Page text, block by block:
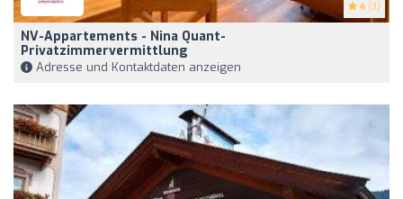
4 (3)
NV-Appartements - Nina Quant-
Privatzimmervermittlung
Adresse und Kontaktdaten anzeigen